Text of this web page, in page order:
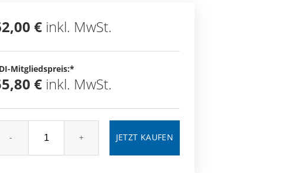
€ inkl. MwSt.
Mitgliedspreis:*
€ inkl. MwSt.
- +